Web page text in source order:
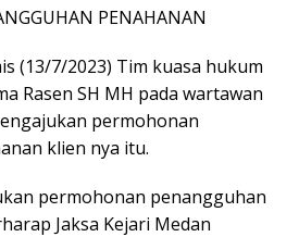
PENAHANAN
(13/7/2023) Tim kuasa hukum
Rasen SH MH pada wartawan
permohonan
klien nya itu.
permohonan penangguhan
Jaksa Kejari Medan